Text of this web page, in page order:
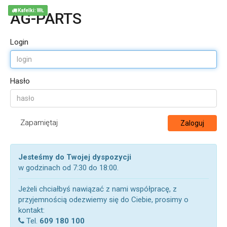
AG-PARTS
Login
Hasło
Zapamiętaj Zaloguj
Jesteśmy do Twojej dyspozycji
w godzinach od 7:30 do 18:00.
Jeżeli chciałbyś nawiązać z nami współpracę, z
przyjemnością odezwiemy się do Ciebie, prosimy o
kontakt:
Tel. 609 180 100
Kafelki: WŁ